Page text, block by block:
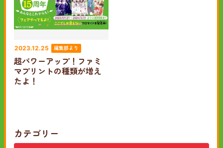
2023.12.25 編集部より
超パワーアップ！ファミ
マプリントの種類が増え
たよ！
カテゴリー